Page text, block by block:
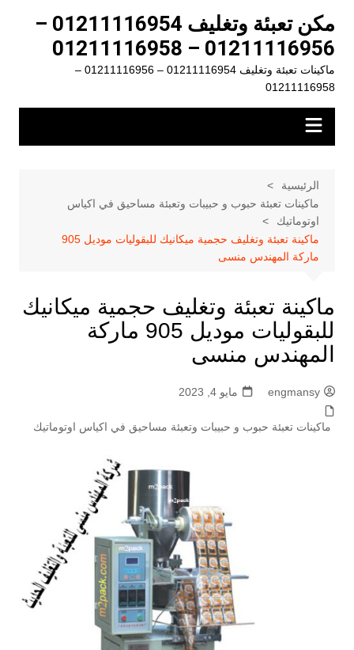
المحتوى
مكن تعبئة وتغليف 01211116954 –
01211116956 – 01211116958
ماكينات تعبئة وتغليف 01211116954 – 01211116956 –
01211116958
الرئيسية
ماكينات تعبئة حبوب و حبيبات وتعبئة مساحيق في اكياس
اوتوماتيك
ماكينة تعبئة وتغليف حجمية ميكانيك للبقوليات موديل 905
ماركة المهندس منسى
ماكينة تعبئة وتغليف حجمية ميكانيك
للبقوليات موديل 905 ماركة
المهندس منسى
engmansy مايو 4, 2023
ماكينات تعبئة حبوب و حبيبات وتعبئة مساحيق في اكياس اوتوماتيك